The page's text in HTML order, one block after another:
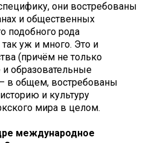
они востребованы
и общественных
подобного рода
уж и много. Это и
(причём не только
и образовательные
в общем, востребованы
и культуру
мира в целом.
международное